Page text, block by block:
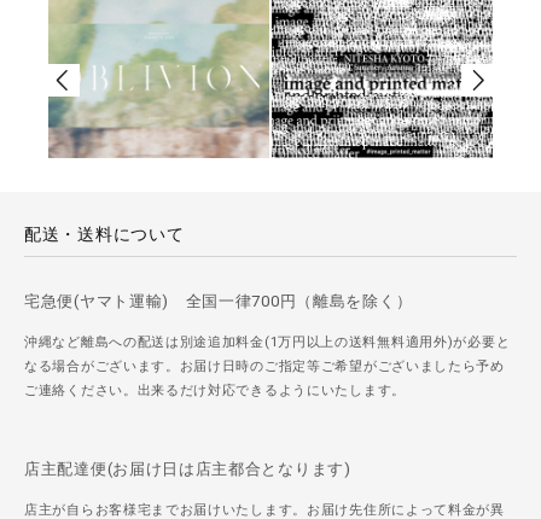
配送・送料について
宅急便(ヤマト運輸) 全国一律700円（離島を除く）
沖縄など離島への配送は別途追加料金(1万円以上の送料無料適用外)が必要と
なる場合がございます。お届け日時のご指定等ご希望がございましたら予め
ご連絡ください。出来るだけ対応できるようにいたします。
店主配達便(お届け日は店主都合となります)
店主が自らお客様宅までお届けいたします。お届け先住所によって料金が異